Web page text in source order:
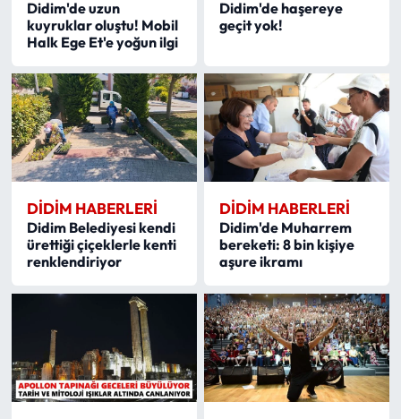
Didim'de uzun
kuyruklar oluştu! Mobil
Halk Ege Et'e yoğun ilgi
Didim'de haşereye
geçit yok!
DIDIM HABERLERI
Didim Belediyesi kendi
ürettiği çiçeklerle kenti
renklendiriyor
DIDIM HABERLERI
Didim'de Muharrem
bereketi: 8 bin kişiye
aşure ikramı